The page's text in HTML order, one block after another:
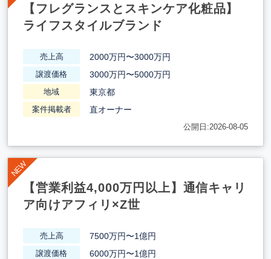
【フレグランスとスキンケア化粧品】
ライフスタイルブランド
売上高 2000万円〜3000万円
譲渡価格 3000万円〜5000万円
地域 東京都
案件掲載者 直オーナー
公開日:2026-08-05
【営業利益4,000万円以上】通信キャリ
ア向けアフィリ×Z世
売上高 7500万円〜1億円
譲渡価格 6000万円〜1億円